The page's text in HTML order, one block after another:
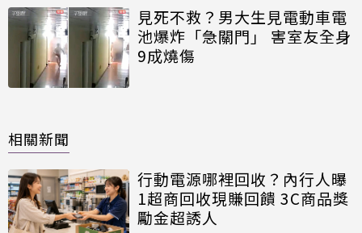
見死不救？男大生見電動車電
池爆炸「急關門」 害室友全身
9成燒傷
相關新聞
行動電源哪裡回收？內行人曝
1超商回收現賺回饋 3C商品獎
勵金超誘人